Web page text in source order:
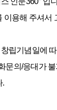
이용해 주셔서
립기념일에
문의/응대가
.